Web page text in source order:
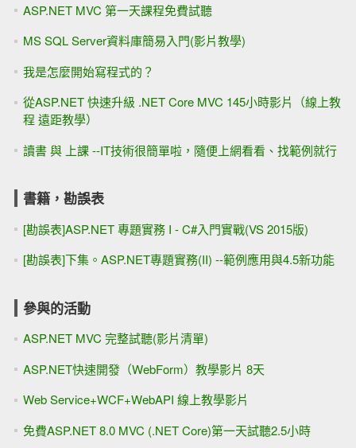
ASP.NET MVC 第一天課程免費試聽
MS SQL Server資料庫簡易入門(影片教學)
我是怎麼開始寫程式的？
從ASP.NET 快速升級 .NET Core MVC 145小時影片（線上教
程 遠距教學）
讀書 與 上課 --IT技術很簡單啦，隨便上網看看、找範例就行
書籍，勘誤表
[勘誤表]ASP.NET 專題實務 I - C#入門實戰(VS 2015版)
[勘誤表]下集。ASP.NET專題實務(II) --範例應用與4.5新功能
參與的活動
ASP.NET MVC 完整試聽(影片清單)
ASP.NET快速開發（WebForm）教學影片 8天
Web Service+WCF+WebAPI 線上教學影片
免費ASP.NET 8.0 MVC (.NET Core)第一天試聽2.5小時